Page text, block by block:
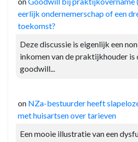
eerlijk ondernemerschap of een
toekomst?
Deze discussie is eigenlijk een
inkomen van de praktijkhouder is
goodwill...
on NZa-bestuurder heeft
met huisartsen over tarieven
Een mooie illustratie van een